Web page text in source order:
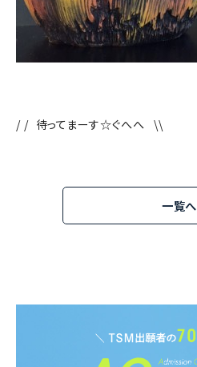
/ / 待ってまーす☆ぐへへ \\
一覧へ